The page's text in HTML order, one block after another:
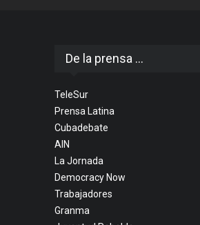
De la prensa ...
TeleSur
Prensa Latina
Cubadebate
AIN
La Jornada
Democracy Now
Trabajadores
Granma